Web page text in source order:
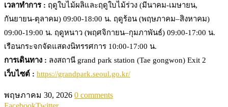
เวลาทำการ : ฤดูใบไม้ผลิและฤดูใบไม้ร่วง (มีนาคม-เมษายน,
กันยายน-ตุลาคม) 09:00-18:00 น. ฤดูร้อน (พฤษภาคม–สิงหาคม)
09:00-19:00 น. ฤดูหนาว (พฤศจิกายน–กุมภาพันธ์) 09:00-17:00 น.
เรือนกระจกจัดแสดงนิทรรศการ 10:00-17:00 น.
การเดินทาง : ลงสถานี grand park station (Tae gongwon) Exit 2
เว็บไซต์ : https://grandpark.seoul.go.kr/
พฤษภาคม 30, 2026 0 comments